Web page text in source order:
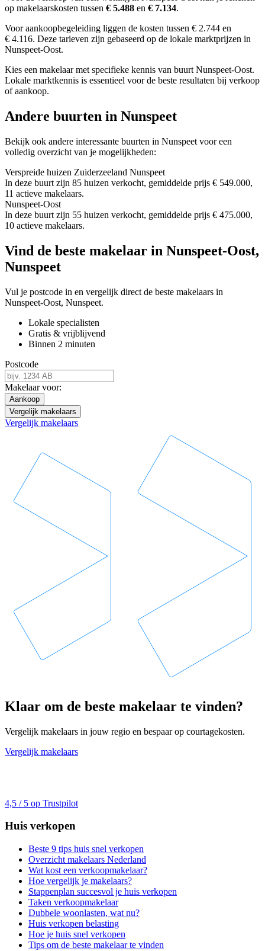
op makelaarskosten tussen € 5.488 en € 7.134.
Voor aankoopbegeleiding liggen de kosten tussen € 2.744 en
€ 4.116. Deze tarieven zijn gebaseerd op de lokale marktprijzen in
Nunspeet-Oost.
Kies een makelaar met specifieke kennis van buurt Nunspeet-Oost.
Lokale marktkennis is essentieel voor de beste resultaten bij verkoop
of aankoop.
Andere buurten in Nunspeet
Bekijk ook andere interessante buurten in Nunspeet voor een
volledig overzicht van je mogelijkheden:
Verspreide huizen Zuiderzeeland Nunspeet
In deze buurt zijn 85 huizen verkocht, gemiddelde prijs € 549.000,
11 actieve makelaars.
Nunspeet-Oost
In deze buurt zijn 55 huizen verkocht, gemiddelde prijs € 475.000,
10 actieve makelaars.
Vind de beste makelaar in Nunspeet-Oost,
Nunspeet
Vul je postcode in en vergelijk direct de beste makelaars in
Nunspeet-Oost, Nunspeet.
Lokale specialisten
Gratis & vrijblijvend
Binnen 2 minuten
Postcode
Makelaar voor:
Aankoop
Vergelijk makelaars
Vergelijk makelaars
Klaar om de beste makelaar te vinden?
Vergelijk makelaars in jouw regio en bespaar op courtagekosten.
Vergelijk makelaars
4,5 / 5 op Trustpilot
Huis verkopen
Beste 9 tips huis snel verkopen
Overzicht makelaars Nederland
Wat kost een verkoopmakelaar?
Hoe vergelijk je makelaars?
Stappenplan succesvol je huis verkopen
Taken verkoopmakelaar
Dubbele woonlasten, wat nu?
Huis verkopen belasting
Hoe je huis snel verkopen
Tips om de beste makelaar te vinden